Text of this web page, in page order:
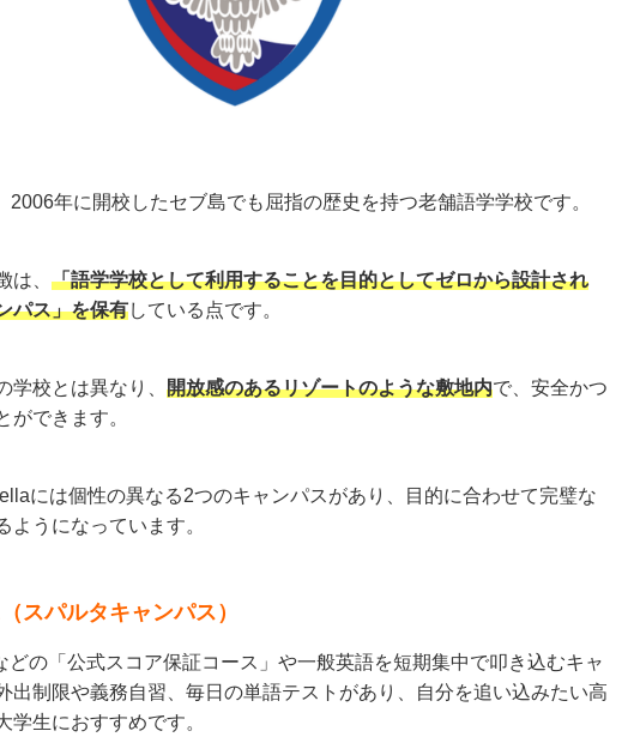
2006年に開校したセブ島でも屈指の歴史を持つ老舗語学学校です。
は、 「語学学校として利用することを目的としてゼロから設計され
パス」を保有している点です。
学校とは異なり、 開放感のあるリゾートのような敷地内で、安全かつ
ができます。
には個性の異なる2つのキャンパスがあり、目的に合わせて完璧な
ようになっています。
スパルタキャンパス）
どの「公式スコア保証コース」や一般英語を短期集中で叩き込むキャ
出制限や義務自習、毎日の単語テストがあり、自分を追い込みたい高
学生におすすめです。